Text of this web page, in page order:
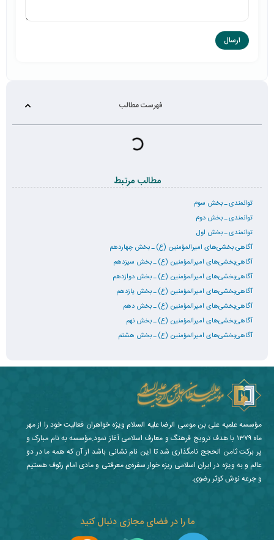
فهرست مطالب
مطالب مرتبط
توانمندی ـ بخش سوم
توانمندی ـ بخش دوم
توانمندی ـ بخش اول
آگاهی بخشی‌های امیرالمؤمنین (ع) ـ بخش چهاردهم
آگاهی‌بخشی‌های امیرالمؤمنین (ع) ـ بخش سیزدهم
آگاهی‌بخشی‌های امیرالمؤمنین (ع) ـ بخش دوازدهم
آگاهی‌بخشی‌های امیرالمؤمنین (ع) ـ بخش یازدهم
آگاهی‌بخشی‌های امیرالمؤمنین (ع) ـ بخش دهم
آگاهی‌بخشی‌های امیرالمؤمنین (ع) ـ بخش نهم
آگاهی‌بخشی‌های امیرالمؤمنین (ع) ـ بخش هشتم
ما را در فضای مجازی دنبال کنید
مؤسسه علمیه علی بن موسی الرضا علیه السلام ویژه خواهران فعالیت خود را از مهر
ماه ۱۳۷۹ با هدف ترویج فرهنگ و معارف اسلامی آغاز نمود.مؤسسه به نام مبارک و
پر برکت ثامن الحجج نامگذاری شد تا این نام نشانی باشد از آن که همه ما در دو
عالم و به ویژه در ایران اسلامی ریزه خوار سفره‌ی معرفتی و مادی امام رئوف هستیم
و جرعه نوش کوثر رضوی.